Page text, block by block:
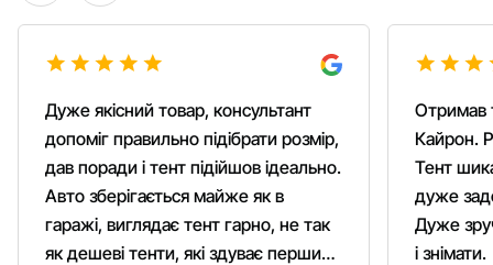
Дуже якісний товар, консультант
допоміг правильно підібрати розмір,
дав поради і тент підійшов ідеально.
Авто зберігається майже як в
гаражі, виглядає тент гарно, не так
як дешеві тенти, які здуває першим
Отримав
Кайрон.
Тент
дуже
Дуже
і знімати.